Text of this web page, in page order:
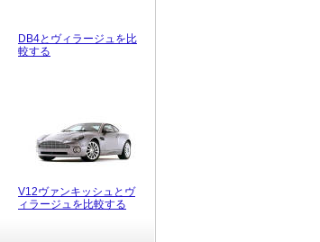
DB4とヴィラージュを比
較する
V12ヴァンキッシュとヴ
ィラージュを比較する